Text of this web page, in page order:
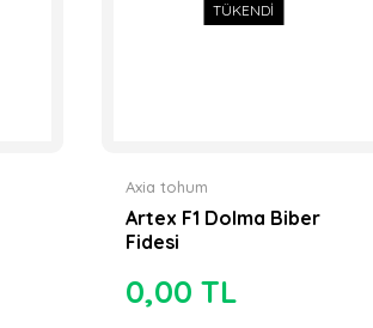
TÜKENDİ
Axia tohum
Artex F1 Dolma Biber
Fidesi
0,00 TL